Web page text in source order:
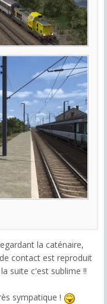
la caténaire,
contact est reproduit
suite c'est sublime !!
sympatique !